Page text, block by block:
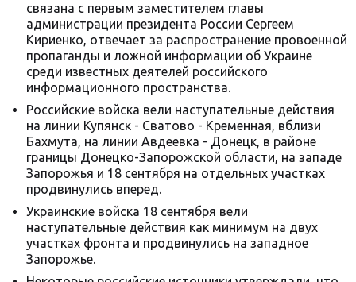
связана с первым заместителем главы
администрации президента России Сергеем
Кириенко, отвечает за распространение провоенной
пропаганды и ложной информации об Украине
среди известных деятелей российского
информационного пространства.
Российские войска вели наступательные действия
на линии Купянск - Сватово - Кременная, вблизи
Бахмута, на линии Авдеевка - Донецк, в районе
границы Донецко-Запорожской области, на западе
Запорожья и 18 сентября на отдельных участках
продвинулись вперед.
Украинские войска 18 сентября вели
наступательные действия как минимум на двух
участках фронта и продвинулись на западное
Запорожье.